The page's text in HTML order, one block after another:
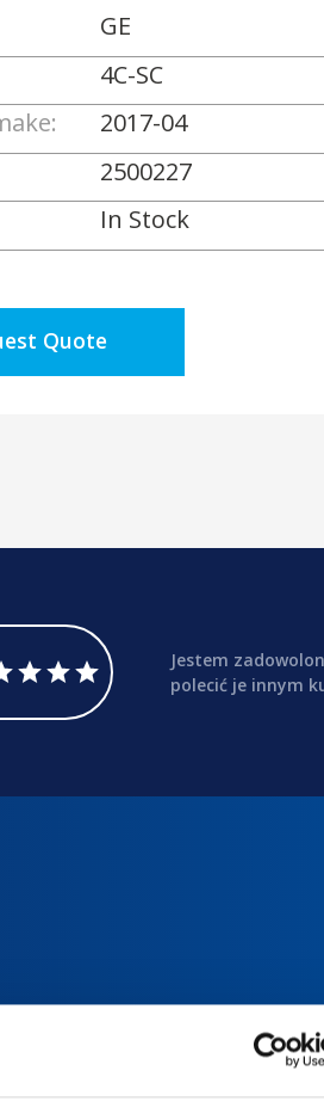
GE
4C-SC
2017-04
2500227
In Stock
Quote
Jestem
polecić je innym